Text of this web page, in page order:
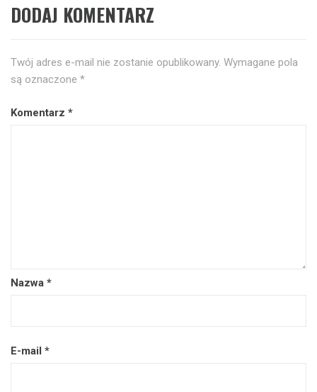
DODAJ KOMENTARZ
Twój adres e-mail nie zostanie opublikowany. Wymagane pola
są oznaczone *
Komentarz *
Nazwa *
E-mail *